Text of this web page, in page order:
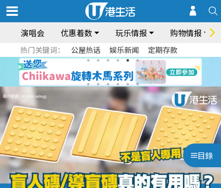
演唱会 优惠着数 玩乐情报 购物情报
热门关键词： 公屋热话 娱乐新闻 定期存款
目錄